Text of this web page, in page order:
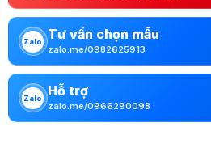
Zalo Tư vấn chọn mẫu
zalo.me/0982625913
Zalo Hỗ trợ
zalo.me/0966290098